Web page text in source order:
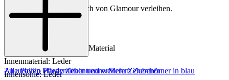
Riemchen, die einen Hauch von Glamour verleihen.
Material: Leder/Sonstiges Material
Innenmaterial: Leder
Innensohle: Leder
Zu unseren Pflegemitteln und weiterem Zubehör
Alle Phillip Hardy ZehentrennerMehr Zehentrenner in blau